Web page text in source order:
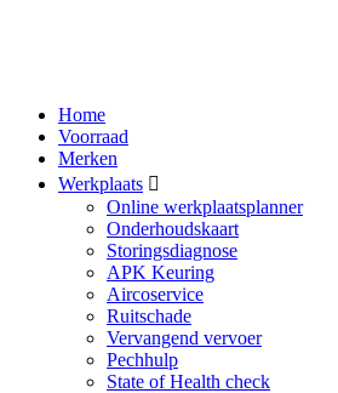
Home
Voorraad
Merken
Werkplaats
Online werkplaatsplanner
Onderhoudskaart
Storingsdiagnose
APK Keuring
Aircoservice
Ruitschade
Vervangend vervoer
Pechhulp
State of Health check